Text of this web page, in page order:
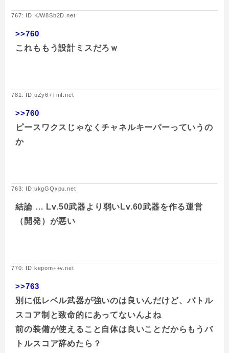
767: ID:K/W8Sb2D.net
>>760
これももう設計ミスだろｗ
781: ID:uZy6+Tmf.net
>>760
ピースワクスじゃなくチャネルキーパーっていうの
か
763: ID:ukgGQxpu.net
結論 … Lv.50武器より弱いLv.60武器を作る運営
（開発）が悪い
770: ID:kepom++v.net
>>763
別に低レベル武器が強いのは良いんだけど、バトル
スコア制と致命的にあってないんよね
前の装備が使えること自体は良いことだからもうバ
トルスコア辞めたら？